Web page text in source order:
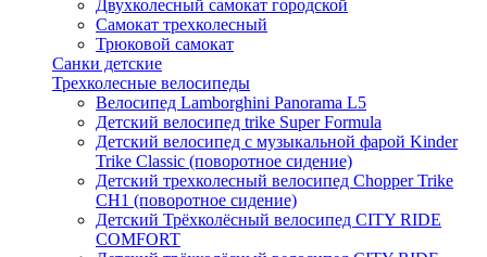
Двухколесный самокат городской
Самокат трехколесный
Трюковой самокат
Санки детские
Трехколесные велосипеды
Велосипед Lamborghini Panorama L5
Детский велосипед trike Super Formula
Детский велосипед с музыкальной фарой Kinder
Trike Classic (поворотное сидение)
Детский трехколесный велосипед Chopper Trike
CH1 (поворотное сидение)
Детский Трёхколёсный велосипед CITY RIDE
COMFORT